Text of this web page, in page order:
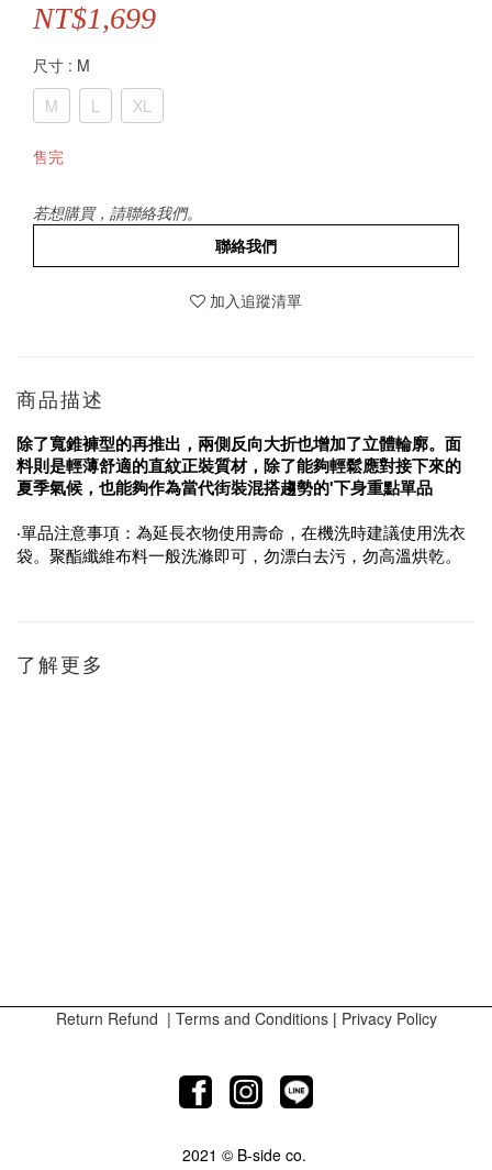
NT$1,699
尺寸 : M
M
L XL
售完
若想購買，請聯絡我們。
聯絡我們
加入追蹤清單
商品描述
除了寬錐褲型的再推出，兩側反向大折也增加了立體輪廓。面
料則是輕薄舒適的直紋正裝質材，除了能夠輕鬆應對接下來的
夏季氣候，也能夠作為當代街裝混搭趨勢的'下身重點單品
‧單品注意事項：為延長衣物使用壽命，在機洗時建議使用洗衣
袋。聚酯纖維布料一般洗滌即可，勿漂白去污，勿高溫烘乾。
了解更多
Return Refund | Terms and Conditions| Privacy Policy
2021 © B-side co.